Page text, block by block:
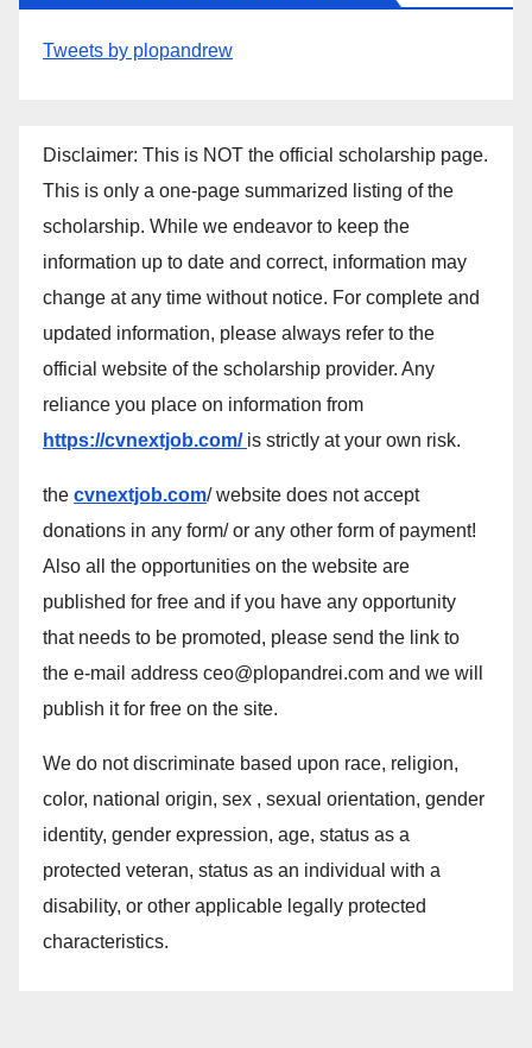
Tweets by plopandrew
Disclaimer: This is NOT the official scholarship page.
This is only a one-page summarized listing of the
scholarship. While we endeavor to keep the
information up to date and correct, information may
change at any time without notice. For complete and
updated information, please always refer to the
official website of the scholarship provider. Any
reliance you place on information from
https://cvnextjob.com/ is strictly at your own risk.
the cvnextjob.com/ website does not accept
donations in any form/ or any other form of payment!
Also all the opportunities on the website are
published for free and if you have any opportunity
that needs to be promoted, please send the link to
the e-mail address ceo@plopandrei.com and we will
publish it for free on the site.
We do not discriminate based upon race, religion,
color, national origin, sex , sexual orientation, gender
identity, gender expression, age, status as a
protected veteran, status as an individual with a
disability, or other applicable legally protected
characteristics.